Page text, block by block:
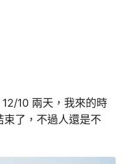
10 兩天，我來的時
束了，不過人還是不